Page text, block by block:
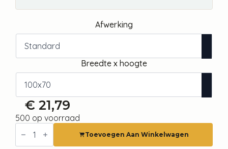
Afwerking
Breedte x hoogte
€ 21,79
500 op voorraad
Fotobehang
By
Toevoegen Aan Winkelwagen